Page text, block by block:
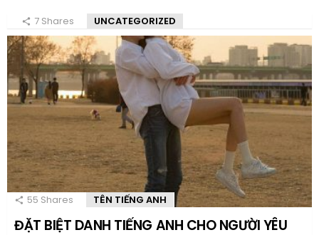
7 Shares UNCATEGORIZED
55 Shares TÊN TIẾNG ANH
ĐẶT BIỆT DANH TIẾNG ANH CHO NGƯỜI YÊU